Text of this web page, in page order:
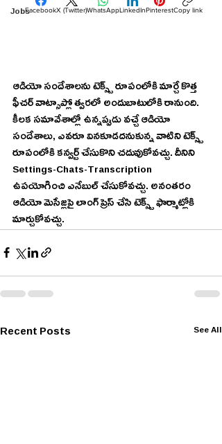
Jobs
ఆడియో సందేశాలను టెక్స్ట్ రూపంలోకి మార్చే కొత్త
ఫీచర్ వాట్సాప్లో త్వరలో అందుబాటులోకి రానుంది.
కీలక సమావేశాల్లో ఉన్నప్పుడు వచ్చే ఆడియో
సందేశాలు, ఎవరూ వినకూడదనుకున్న వాటిని టెక్స్ట్
రూపంలోకి కన్వర్ట్ చేసుకొని చదువుకోవచ్చు. దీనిని
Settings-Chats-Transcription
ఉపయోగించి ఎనేబుల్ చేసుకోవచ్చు. అనంతరం
ఆడియో మెసేజ్లపై లాంగ్ ప్రెస్ చేసి టెక్స్ట్ ఫార్మాట్లోకి
మార్చుకోవచ్చు.
Recent Posts See All
FacebookX (Twitter)WhatsAppLinkedInPinterestCopy link